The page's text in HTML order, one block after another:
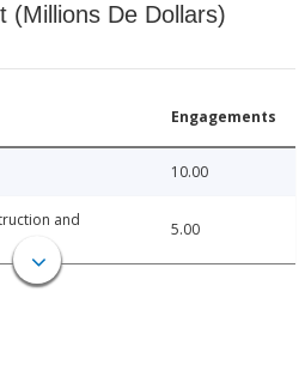
(Millions De Dollars)
Engagements
10.00
and
5.00